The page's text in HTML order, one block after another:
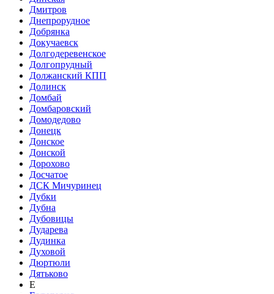
Дмитров
Днепрорудное
Добрянка
Докучаевск
Долгодеревенское
Долгопрудный
Должанский КПП
Долинск
Домбай
Домбаровский
Домодедово
Донецк
Донское
Донской
Дорохово
Досчатое
ДСК Мичуринец
Дубки
Дубна
Дубовицы
Дударева
Дудинка
Духовой
Дюртюли
Дятьково
Е